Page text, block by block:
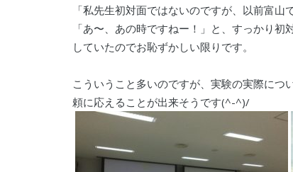
「私先生初対面ではないのですが、以前富山
「あ〜、あの時ですねー！」と、すっかり
していたのでお恥ずかしい限りです。
こういうこと多いのですが、実験の実際に
頼に応えることが出来そうです(^-^)/